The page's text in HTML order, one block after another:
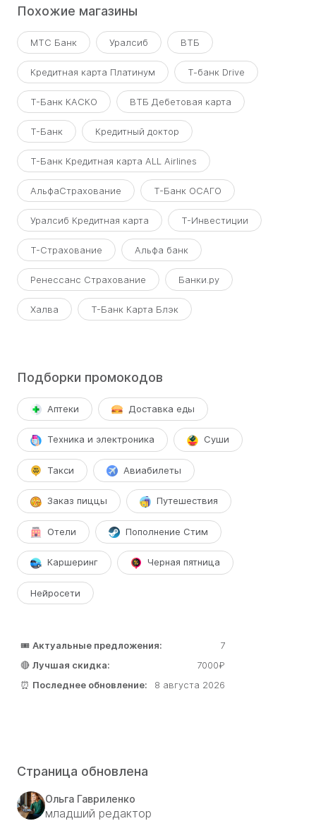
Похожие магазины
МТС Банк Уралсиб ВТБ
Кредитная карта Платинум Т-банк Drive
Т-Банк КАСКО ВТБ Дебетовая карта
Т-Банк Кредитный доктор
Т-Банк Кредитная карта ALL Airlines
АльфаСтрахование Т-Банк ОСАГО
Уралсиб Кредитная карта Т-Инвестиции
Т-Страхование Альфа банк
Ренессанс Страхование Банки.ру
Халва Т-Банк Карта Блэк
Подборки промокодов
Аптеки Доставка еды
Техника и электроника Суши
Такси Авиабилеты
Заказ пиццы Путешествия
Отели Пополнение Стим
Каршеринг Черная пятница
Нейросети
🎟️ Актуальные предложения:
7
🔴 Лучшая скидка:
7000₽
⏰ Последнее обновление: 8 августа 2026
Страница обновлена
Ольга Гавриленко
младший редактор